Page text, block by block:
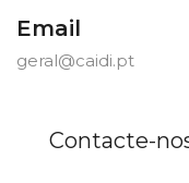
Email
geral@caidi.pt
Contacte-